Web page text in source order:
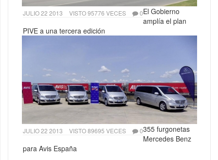
JULIO 22 2013 VISTO 95776 VECES 0El Gobierno
amplía el plan
PIVE a una tercera edición
JULIO 22 2013 VISTO 89695 VECES 0355 furgonetas
Mercedes Benz
para Avis España